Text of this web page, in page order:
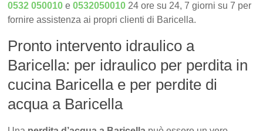
0532 050010 e0532050010 24 ore su 24, 7 giorni su 7 per
fornire assistenza ai propri clienti di Baricella.
Pronto intervento idraulico a
Baricella: per idraulico per perdita in
cucina Baricella e per perdite di
acqua a Baricella